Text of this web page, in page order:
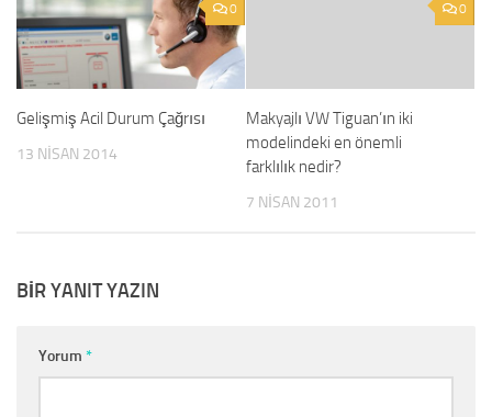
0
Gelişmiş Acil Durum Çağrısı
13 NISAN 2014
0
Makyajlı VW Tiguan’ın iki
modelindeki en önemli
farklılık nedir?
7 NISAN 2011
BIR YANIT YAZIN
Yorum *